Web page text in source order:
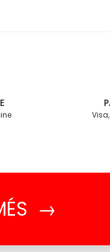
→